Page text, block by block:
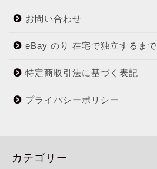
お問い合わせ
eBay のり 在宅で独立するまで
特定商取引法に基づく表記
プライバシーポリシー
カテゴリー